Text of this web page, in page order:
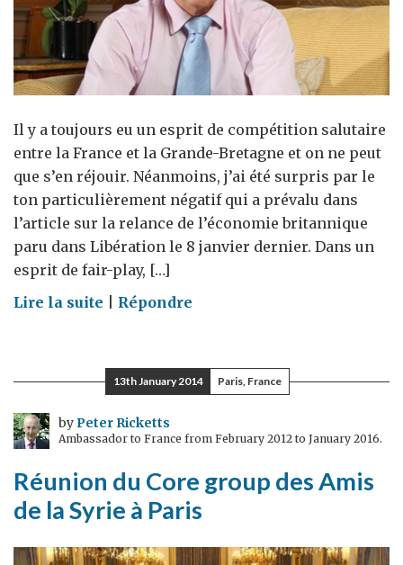
Il y a toujours eu un esprit de compétition salutaire
entre la France et la Grande-Bretagne et on ne peut
que s’en réjouir. Néanmoins, j’ai été surpris par le
ton particulièrement négatif qui a prévalu dans
l’article sur la relance de l’économie britannique
paru dans Libération le 8 janvier dernier. Dans un
esprit de fair-play, […]
Lire la suite on
sur
l’économie
du
Royaume-
Répondre
13th January 2014 Paris, France
byPeter Ricketts
Ambassador to France from February 2012 to January 2016.
Réunion du Core group des Amis
de la Syrie à Paris